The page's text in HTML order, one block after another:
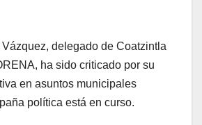
delegado de Coatzintla
ha sido criticado por su
en asuntos municipales
política está en curso.